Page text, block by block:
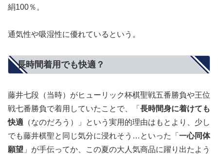
絹100％。
通気性や吸湿性に優れているという。
長時間着用でも快適？
藤井七段（当時）がヒューリック杯棋聖戦五番勝負や王位
戦七番勝負で着用していたことで、「 長時間身に着けても
快適 （なのだろう）」という実用的理由はもとより、少し
でも藤井棋聖と同じ気分に浸れそう…といった「 一心同体
願望 」が手伝ってか、この夏の大人気商品に躍り出たよう